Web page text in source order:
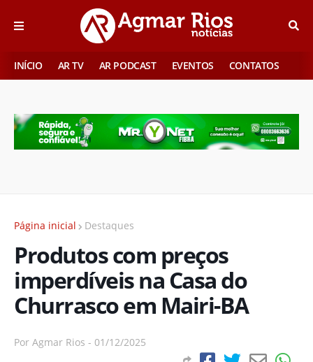
INÍCIO AR TV AR PODCAST EVENTOS CONTATOS
Página inicial Destaques
Produtos com preços
imperdíveis na Casa do
Churrasco em Mairi-BA
Por Agmar Rios - 01/12/2025